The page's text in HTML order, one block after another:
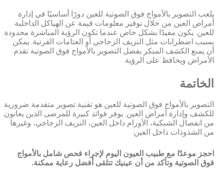
يلعب التصوير بالأمواج فوق الصوتية للعين دورًا أساسيًا في إدارة
أمراض العين من خلال توفير معلومات قيمة عن الهياكل الداخلية
للعين. يكون مفيدًا بشكل خاص عندما تكون الرؤية المباشرة محدودة
بسبب اضطرابات مثل النزيف الزجاجي أو العتامات القرنية. يمكن
أن يمنع الكشف المبكر بفضل التصوير بالأمواج فوق الصوتية تقدم
الأمراض ويحافظ على الرؤية.
الخاتمة
التصوير بالأمواج فوق الصوتية للعين هو تقنية تصوير متقدمة ضرورية
للكشف وإدارة أمراض العين. يوفر فوائد كبيرة للمرضى الذين يعانون
من انفصال الشبكية، الأورام داخل العين، النزيف الزجاجي، وغيرها
من الشذوذات داخل العين.
احجز موعدًا مع طبيب العيون اليوم لإجراء فحص شامل بالأمواج
فوق الصوتية وتأكد من أن عينيك تتلقى أفضل رعاية ممكنة.